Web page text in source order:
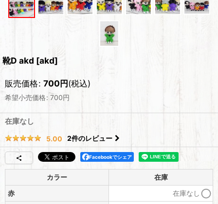
靴D akd [akd]
販売価格: 700円(税込)
希望小売価格: 700円
在庫なし
5.00 2件のレビュー
Facebookでシェア
カラー
在庫
赤
在庫なし